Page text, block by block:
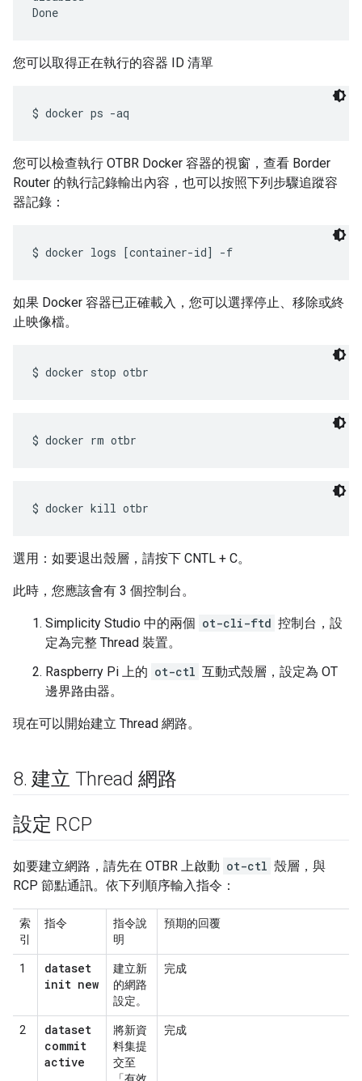
您可以取得正在執行的容器 ID 清單
您可以檢查執行 OTBR Docker 容器的視窗，查看 Border
Router 的執行記錄輸出內容，也可以按照下列步驟追蹤容
器記錄：
如果 Docker 容器已正確載入，您可以選擇停止、移除或終
止映像檔。
選用：如要退出殼層，請按下 CNTL + C。
此時，您應該會有 3 個控制台。
Simplicity Studio 中的兩個 ot-cli-ftd 控制台，設
定為完整 Thread 裝置。
Raspberry Pi 上的 ot-ctl 互動式殼層，設定為 OT
邊界路由器。
現在可以開始建立 Thread 網路。
8. 建立 Thread 網路
設定 RCP
如要建立網路，請先在 OTBR 上啟動 ot-ctl 殼層，與
RCP 節點通訊。依下列順序輸入指令：
索
引
指令
指令說
明
預期的回覆
1
dataset
init new
建立新
的網路
設定。
完成
2
dataset
commit
active
將新資
料集提
交至
完成